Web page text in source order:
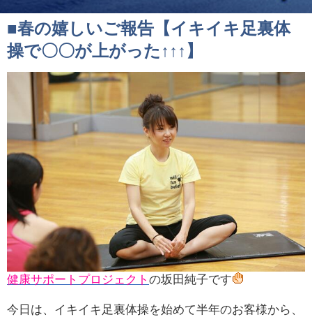
■春の嬉しいご報告【イキイキ足裏体
操で〇〇が上がった↑↑↑】
健康サポートプロジェクト の坂田純子です
今日は、イキイキ足裏体操を始めて半年のお客様から、